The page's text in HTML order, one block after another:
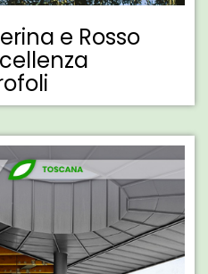
e Rosso